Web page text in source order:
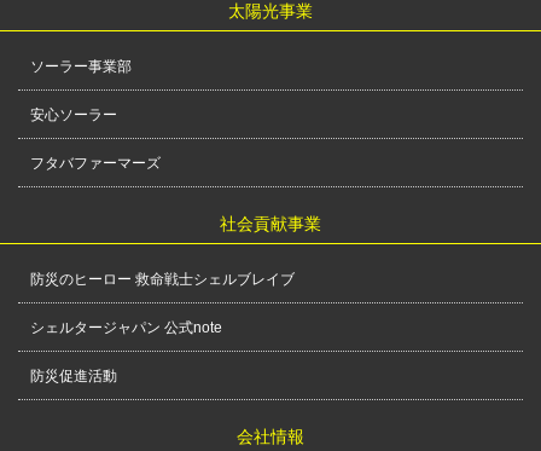
太陽光事業
ソーラー事業部
安心ソーラー
フタバファーマーズ
社会貢献事業
防災のヒーロー 救命戦士シェルブレイブ
シェルタージャパン 公式note
防災促進活動
会社情報